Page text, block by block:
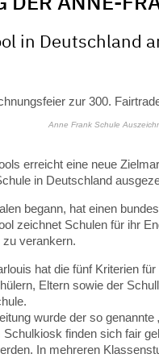
in Deutschland
Anne Frank Schule
erreicht eine neue
in Deutschland
begann, hat einen
zeichnet Schulen für ihr
verankern.
hat die fünf Kriterien
Eltern sowie der
wurde der so
finden sich fair
In mehreren